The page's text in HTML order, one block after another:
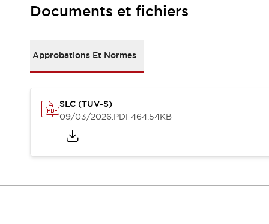
Solutions
AGVs/AMRsErgonomie et Sécurité
Solutions de sécurité
Concept de sécurité IDEC
Sécurité Collaborative (Safety 2.0)
Lois et normes relatives à la sécurité
Cours sur l'équipement de sécurité
Documents et fichiers
Approbations Et Normes
SLC (TUV-S)
09/03/2026.PDF464.54KB